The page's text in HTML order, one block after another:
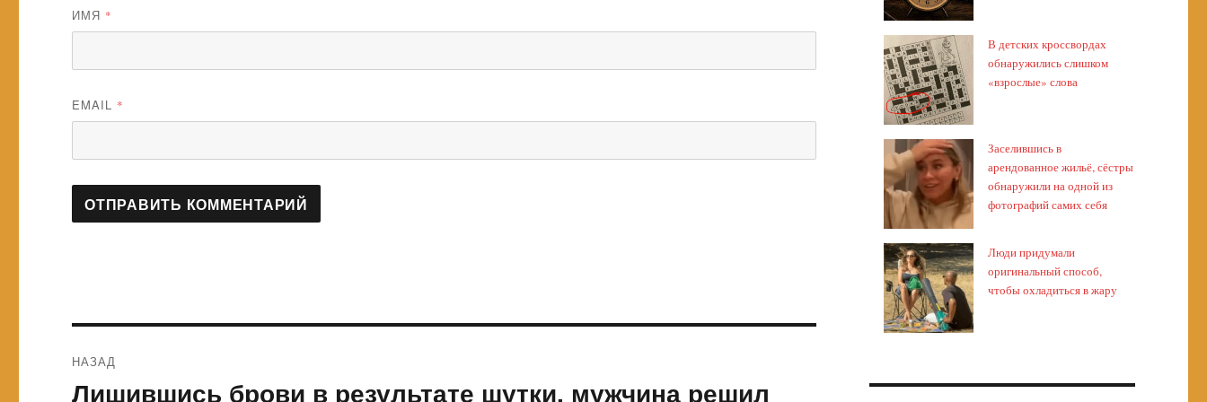
ИМЯ *
EMAIL *
по
НАЗАД
Предыдущая
Лишившись брови в результате шутки, мужчина решил
В детских кроссвордах
обнаружились слишком
«взрослые» слова
Заселившись в
арендованное жильё, сёстры
обнаружили на одной из
фотографий самих себя
Люди придумали
оригинальный способ,
чтобы охладиться в жару